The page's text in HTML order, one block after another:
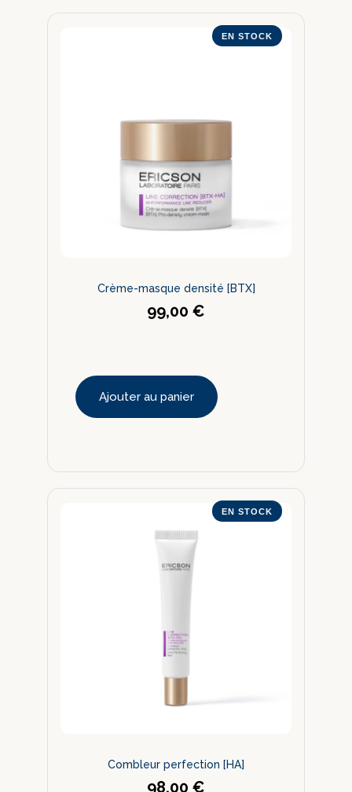
EN STOCK
Crème-masque densité [BTX]
99,00 €
Ajouter au panier
EN STOCK
Combleur perfection [HA]
98,00 €